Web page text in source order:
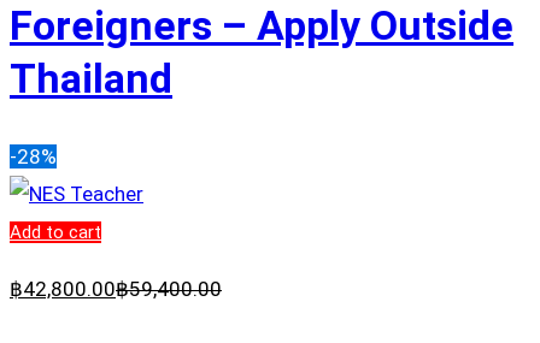
Foreigners – Apply Outside
Thailand
-28%
Add to cart
฿42,800.00฿59,400.00